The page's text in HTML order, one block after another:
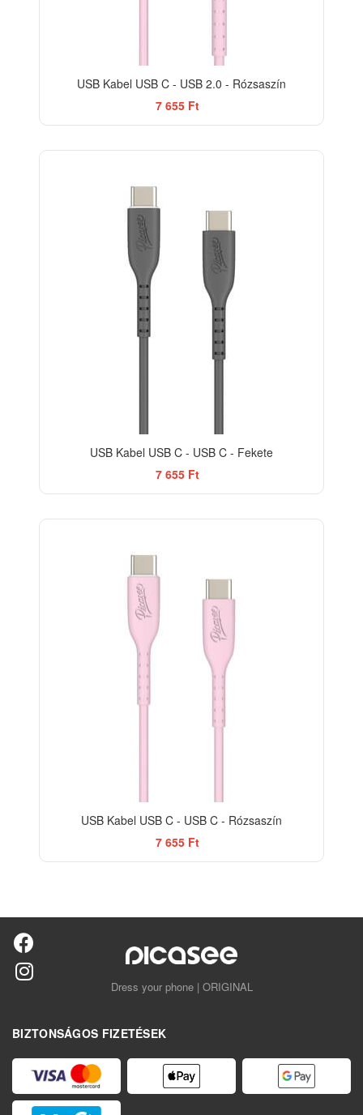
USB Kabel USB C - USB 2.0 - Rózsaszín
7 655 Ft
USB Kabel USB C - USB C - Fekete
7 655 Ft
USB Kabel USB C - USB C - Rózsaszín
7 655 Ft
Dress your phone | ORIGINAL
BIZTONSÁGOS FIZETÉSEK